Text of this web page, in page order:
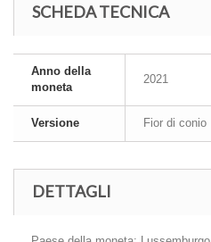
SCHEDA TECNICA
Anno della
moneta
2021
Versione Fior di conio
DETTAGLI